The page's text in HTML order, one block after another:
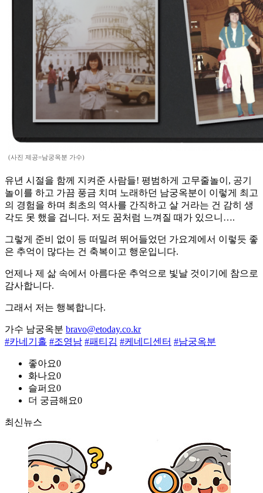
(사진 제공=남궁옥분 가수)
유년 시절을 함께 지켜준 사람들! 평범하게 고무줄놀이, 공기
놀이를 하고 가끔 풍금 치며 노래하던 남궁옥분이 이렇게 최고
의 경험을 하며 최초의 역사를 간직하고 살 거라는 건 감히 생
각도 못 했을 겁니다. 저도 꿈처럼 느껴질 때가 있으니….
그렇게 준비 없이 등 떠밀려 뛰어들었던 가요계에서 이렇듯 좋
은 추억이 많다는 건 축복이고 행운입니다.
언제나 제 삶 속에서 아름다운 추억으로 빛날 것이기에 참으로
감사합니다.
그래서 저는 행복합니다.
가수 남궁옥분 bravo@etoday.co.kr
#카네기홀 #조영남 #패티김 #케네디센터 #남궁옥분
좋아요0
화나요0
슬퍼요0
더 궁금해요0
최신뉴스